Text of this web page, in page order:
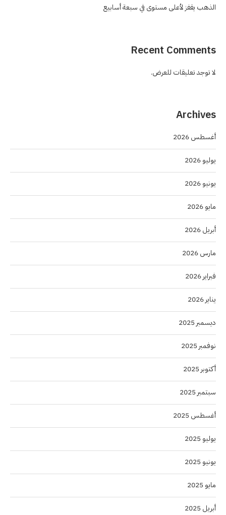
الذهب يقفز لأعلى مستوى في سبعة أسابيع
Recent Comments
لا توجد تعليقات للعرض.
Archives
أغسطس 2026
يوليو 2026
يونيو 2026
مايو 2026
أبريل 2026
مارس 2026
فبراير 2026
يناير 2026
ديسمبر 2025
نوفمبر 2025
أكتوبر 2025
سبتمبر 2025
أغسطس 2025
يوليو 2025
يونيو 2025
مايو 2025
أبريل 2025